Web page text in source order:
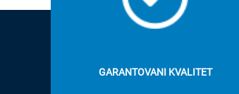
GARANTOVANI KVALITET